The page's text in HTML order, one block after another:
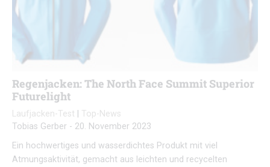
Regenjacken: The North Face Summit Superior
Futurelight
Laufjacken-Test
Top-News
Tobias Gerber - 20. November 2023
Ein hochwertiges und wasserdichtes Produkt mit viel
Atmungsaktivität, gemacht aus leichten und recycelten